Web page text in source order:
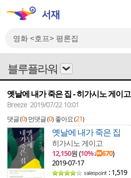
블루플라워
옛날에 내가 죽은 집 - 히가시노 게이고
Breeze 2019/07/22 10:01
댓글 (0) 먼댓글 (0) 좋아요 (21)
옛날에 내가 죽은 집
히가시노 게이고
12,150원 (10%↓ 670)
2019-07-17
: 1,519